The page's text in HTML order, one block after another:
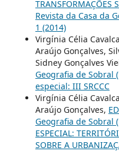
TRANSFORMAÇÕES
Revista da Casa da
1 (2014)
Virgínia Célia
Araújo Gonçalves,
Sidney Gonçalves
Geografia de Sobral
especial: III SRCCC
Virgínia Célia
Araújo Gonçalves,
Geografia de Sobral
ESPECIAL:
SOBRE A